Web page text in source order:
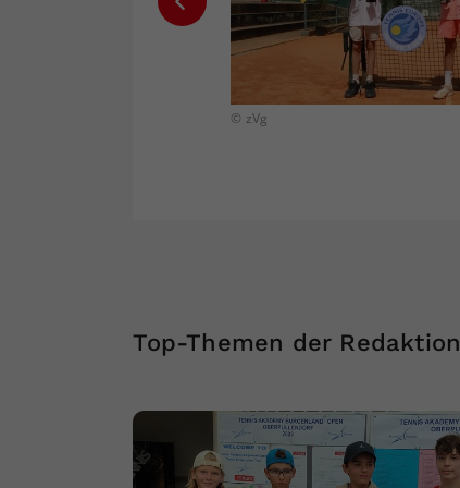
© zVg
Top-Themen der Redaktion